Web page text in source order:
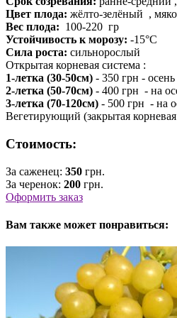
Цвет плода: жёлто-зелёный ,
Вес плода: 100-220 гр
Устойчивость к морозу: -15°С
Сила роста: сильнорослый
Открытая корневая система :
1-летка (30-50см) - 350 грн -
2-летка (50-70см) - 400 грн - на
3-летка (70-120см) - 500 грн - на
Вегетирующий (закрытая
Стоимость:
За саженец: 350 грн.
За черенок: 200 грн.
Оформить заказ
Вам также может понравиться: